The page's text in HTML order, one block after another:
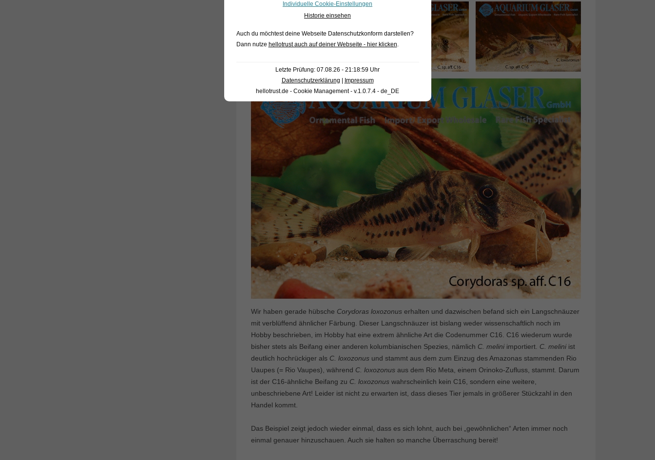
Wir haben gerade hübsche Corydoras loxozonus erhalten und dazwischen befand sich ein Langschnäuzer
mit verblüffend ähnlicher Färbung. Dieser Langschnäuzer ist bislang weder wissenschaftlich noch im
Hobby beschrieben, im Hobby hat eine extrem ähnliche Art die Codenummer C16. C16 wiederum wurde
bisher stets als Beifang einer anderen kolumbianischen Spezies, nämlich C. meliniimportiert. C. meliniist
deutlich hochrückiger als C. loxozonus und stammt aus dem zum Einzug des Amazonas stammenden Rio
Uaupes (= Rio Vaupes), während C. loxozonus aus dem Rio Meta, einem Orinoko-Zufluss, stammt. Darum
ist der C16-ähnliche Beifang zu C. loxozonus wahrscheinlich kein C16, sondern eine weitere,
unbeschriebene Art! Leider ist nicht zu erwarten ist, dass dieses Tier jemals in größerer Stückzahl in den
Handel kommt.
Das Beispiel zeigt jedoch wieder einmal, dass es sich lohnt, auch bei „gewöhnlichen“ Arten immer noch
einmal genauer hinzuschauen. Auch sie halten so manche Überraschung bereit!
Individuelle Cookie-Einstellungen
Historie einsehen
Auch du möchtest deine Webseite Datenschutzkonform darstellen?
Dann nutze hellotrust auch auf deiner Webseite - hier klicken.
Letzte Prüfung: 07.08.26 - 21:18:59 Uhr
Datenschutzerklärung
Impressum
hellotrust.de - Cookie Management - v.1.0.7.4 - de_DE